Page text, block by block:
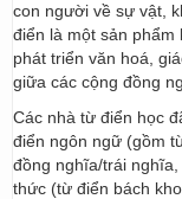
con người về sự vật,
điển là một sản
phát triển văn hoá,
giữa các cộng đồng
Các nhà từ điển học
điển ngôn ngữ (gồm
đồng nghĩa/trái
thức (từ điển bách